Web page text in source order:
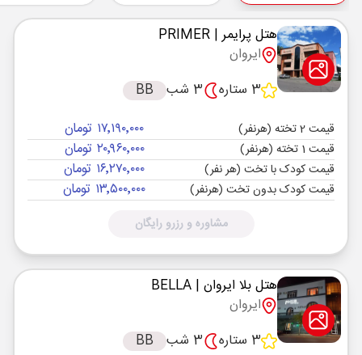
هتل پرایمر| PRIMER
ایروان
3 ستاره
3 شب BB
قیمت 2 تخته (هرنفر) ۱۷٬۱۹۰٬۰۰۰ تومان
قیمت 1 تخته (هرنفر) ۲۰٬۹۶۰٬۰۰۰ تومان
قیمت کودک با تخت (هر نفر) ۱۶٬۲۷۰٬۰۰۰ تومان
قیمت کودک بدون تخت (هرنفر) ۱۳٬۵۰۰٬۰۰۰ تومان
مشاوره و رزرو رایگان
هتل بلا ایروان | BELLA
ایروان
3 ستاره
3 شب BB